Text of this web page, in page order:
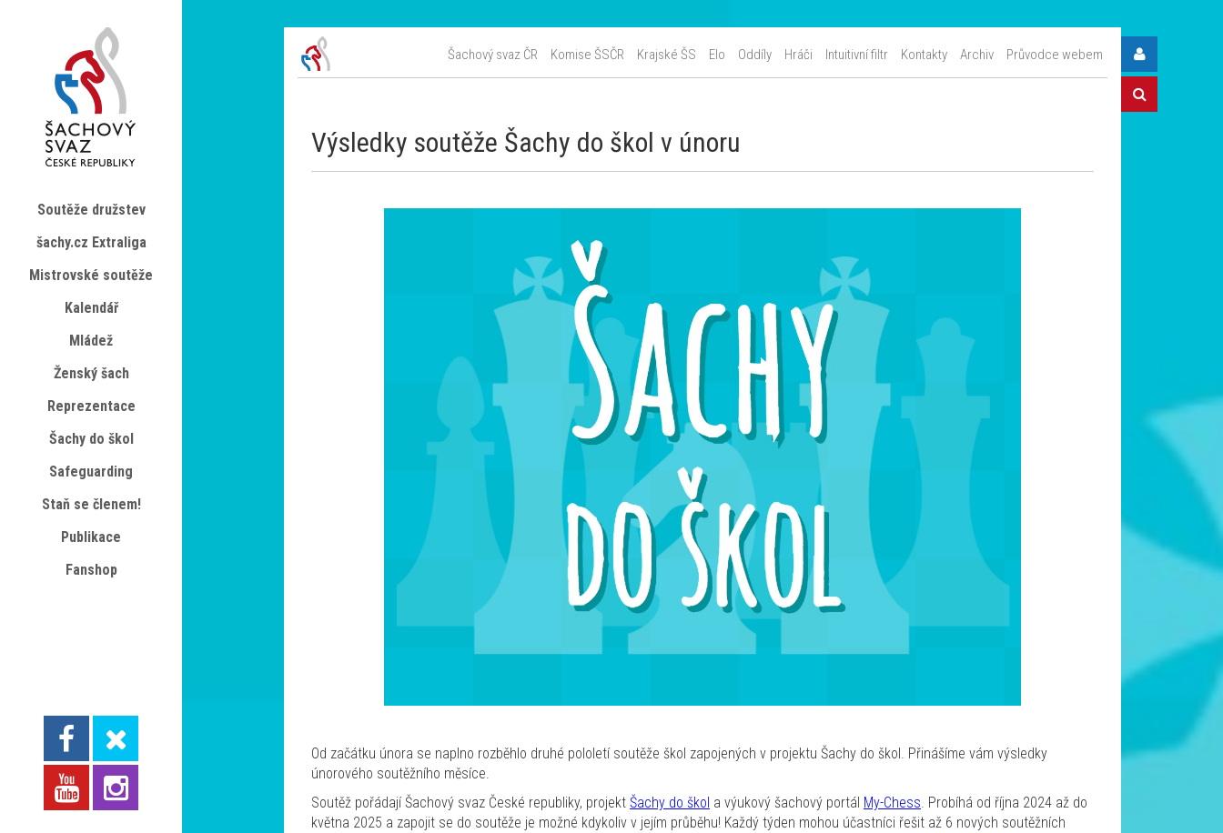
Šachový svaz ČR Komise ŠSČR Krajské ŠS Elo Oddíly Hráči Intuitivní filtr Kontakty Archiv Průvodce webem
Výsledky soutěže Šachy do škol v únoru
Od začátku února se naplno rozběhlo druhé pololetí soutěže škol zapojených v projektu Šachy do škol. Přinášíme vám výsledky
únorového soutěžního měsíce.
Soutěž pořádají Šachový svaz České republiky, projekt Šachy do škol a výukový šachový portál My-Chess. Probíhá od října 2024 až do
května 2025 a zapojit se do soutěže je možné kdykoliv v jejím průběhu! Každý týden mohou účastníci řešit až 6 nových soutěžních
Soutěže družstev
šachy.cz Extraliga
Mistrovské soutěže
Kalendář
Mládež
Ženský šach
Reprezentace
Šachy do škol
Safeguarding
Staň se členem!
Publikace
Fanshop